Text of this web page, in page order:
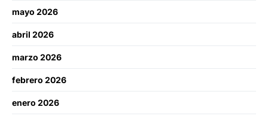
mayo 2026
abril 2026
marzo 2026
febrero 2026
enero 2026